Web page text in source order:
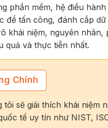
phần mềm, hệ điều
để tấn công, đánh cắp
khái niệm, nguyên
quả và thực tiễn nhất.
Chính
tôi sẽ giải thích khái niệm
tế uy tín như NIST,